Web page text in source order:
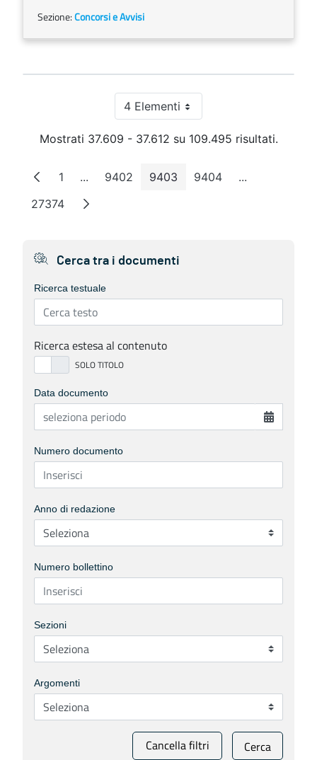
Sezione:Concorsi e Avvisi
4 ElementiPer pagina
Mostrati 37.609 - 37.612 su 109.495 risultati.
Pagina
1 ...Pagine intermedie
Pagina
9402 Pagina
9403 Pagina
9404 ...Pagine
Pagina
27374
Cerca tra i documenti
Ricerca testuale
Ricerca estesa al contenuto
Data documento
Numero documento
Anno di redazione
Numero bollettino
Sezioni
Argomenti
Cancella filtri Cerca